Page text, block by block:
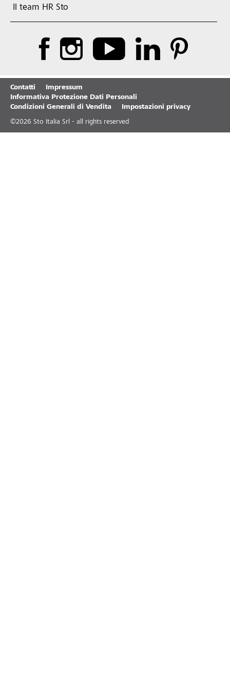
Il team HR Sto
Contatti
Impressum
Informativa Protezione Dati Personali
Condizioni Generali di Vendita
Impostazioni privacy
©2026 Sto Italia Srl - all rights reserved